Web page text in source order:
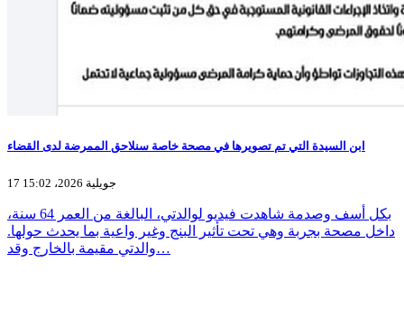
ابن السيدة التي تم تصويرها في مصحة خاصة سنلاحق الممرضة لدى القضاء
17 جويلية 2026، 15:02
بكل أسف وصدمة شاهدت فيديو لوالدتي، البالغة من العمر 64 سنة،
داخل مصحة بجربة وهي تحت تأثير البنج وغير واعية بما يحدث حولها.
والدتي مقيمة بالخارج وقد…